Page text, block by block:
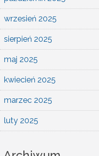
wrzesień 2025
sierpień 2025
maj 2025
kwiecień 2025
marzec 2025
luty 2025